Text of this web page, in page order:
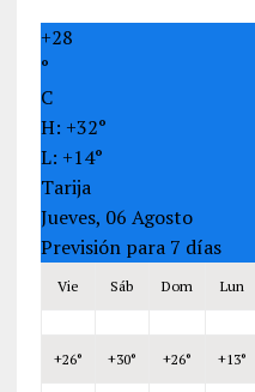
+28
°
C
H: +32°
L: +14°
Tarija
Jueves, 06 Agosto
Previsión para 7 días
Vie Sáb Dom Lun
+26° +30° +26° +13°